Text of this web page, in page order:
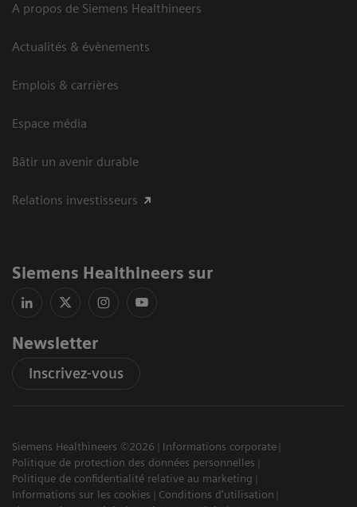
A propos de Siemens Healthineers
Actualités & évènements
Emplois & carrières
Espace média
Bâtir un avenir durable
Relations investisseurs
Siemens Healthineers sur
Newsletter
Inscrivez-vous
Siemens Healthineers ©2026
Informations corporate
Politique de protection des données personnelles
Politique de confidentialité relative au marketing
Informations sur les cookies
Conditions d'utilisation